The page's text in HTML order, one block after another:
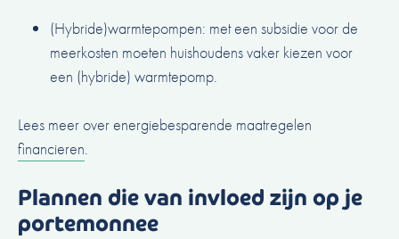
(Hybride)warmtepompen: met een subsidie voor de
meerkosten moeten huishoudens vaker kiezen voor
een (hybride) warmtepomp.
Lees meer over energiebesparende maatregelen
financieren.
Plannen die van invloed zijn op je
portemonnee